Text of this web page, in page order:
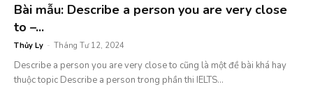
Bài mẫu: Describe a person you are very close
to –...
Thủy Ly - Tháng Tư 12, 2024
Describe a person you are very close to cũng là một đề bài khá hay
thuộc topic Describe a person trong phần thi IELTS...